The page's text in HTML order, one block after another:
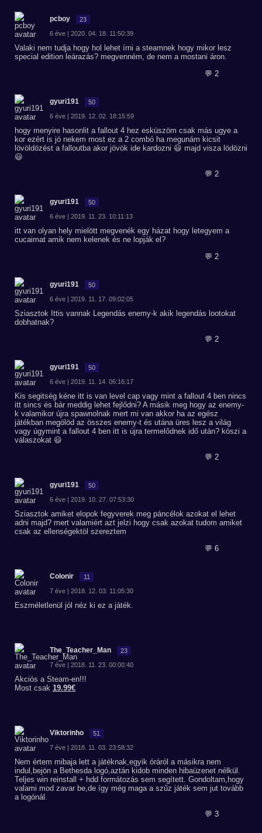
pcboy 23
6 éve | 2020. 04. 18. 11:50:39
Valaki nem tudja hogy hol lehet írni a steamnek hogy mikor lesz
special edition leárazás? megvenném, de nem a mostani áron.
💬 2
gyuri191 50
6 éve | 2019. 12. 02. 18:15:59
hogy menyire hasonlit a fallout 4 hez esküszöm csak más ugye a
kor ezért is jó nekem most ez a 2 combó ha megunám kicsit
lövöldözést a falloutba akor jövök ide kardozni 😃 majd visza lödözni
😃
💬 2
gyuri191 50
6 éve | 2019. 11. 23. 10:11:13
itt van olyan hely mielött megvenék egy házat hogy letegyem a
cucaimat amik nem kelenek és ne lopják el?
💬 2
gyuri191 50
6 éve | 2019. 11. 17. 09:02:05
Sziasztok Ittis vannak Legendás enemy-k akik legendás lootokat
dobhatnak?
💬 2
gyuri191 50
6 éve | 2019. 11. 14. 06:16:17
Kis segitség kéne itt is van level cap vagy mint a fallout 4 ben nincs
itt sincs és bár meddig lehet fejlődni? A másik meg hogy az enemy-
k valamikor újra spawnolnak mert mi van akkor ha az egész
játékban megölöd az összes enemy-t és utána üres lesz a világ
vagy úgymint a fallout 4 ben itt is újra termelődnek idő után? köszi a
válaszokat 😃
💬 2
gyuri191 50
6 éve | 2019. 10. 27. 07:53:30
Sziasztok amiket elopok fegyverek meg páncélok azokat el lehet
adni majd? mert valamiért azt jelzi hogy csak azokat tudom amiket
csak az ellenségektöl szereztem
💬 6
Colonir 11
7 éve | 2018. 12. 03. 11:05:30
Eszméletlenül jól néz ki ez a játék.
The_Teacher_Man 23
7 éve | 2018. 11. 23. 00:00:40
Akciós a Steam-en!!!
Most csak 19.99€
Viktorinho 51
7 éve | 2018. 11. 03. 23:58:32
Nem értem mibaja lett a játéknak,egyik óráról a másikra nem
indul,bejön a Bethesda logó,aztán kidob minden hibaüzenet nélkül.
Teljes win reinstall + hdd formátozás sem segített. Gondoltam,hogy
valami mod zavar be,de így még maga a szűz játék sem jut tovább
a logónál.
💬 3